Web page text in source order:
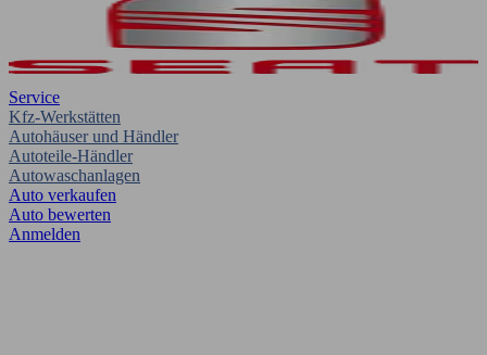
Service
Kfz-Werkstätten
Autohäuser und Händler
Autoteile-Händler
Autowaschanlagen
Auto verkaufen
Auto bewerten
Anmelden